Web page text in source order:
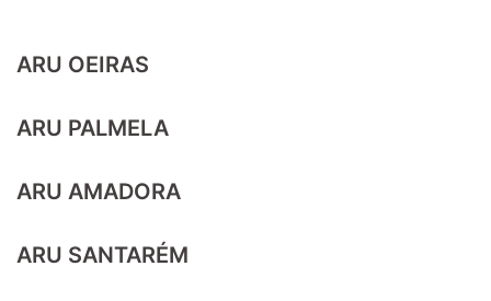
ARU OEIRAS
ARU PALMELA
ARU AMADORA
ARU SANTARÉM